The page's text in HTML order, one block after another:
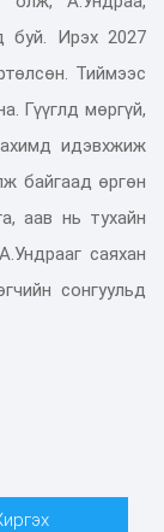
буй. Ирэх 2027
Тиймээс
Гүүглд мөргүй,
идэвхжиж
байгаад өргөн
аав нь тухайн
саяхан
сонгуульд